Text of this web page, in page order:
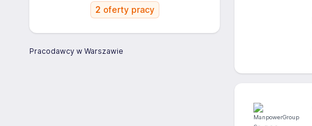
2 oferty pracy
Pracodawcy w Warszawie